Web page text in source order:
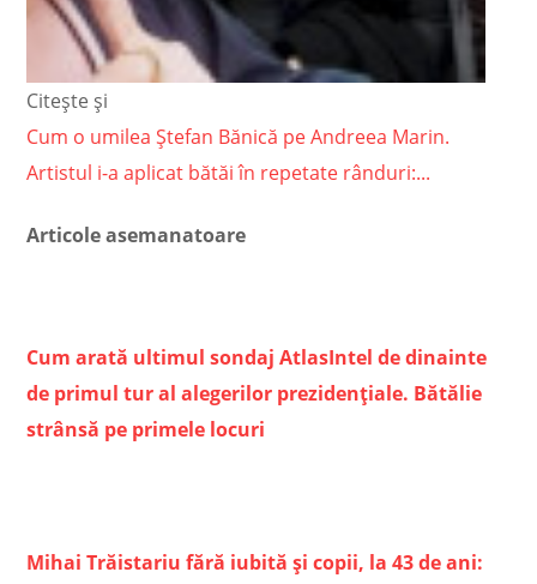
Citește și
Cum o umilea Ștefan Bănică pe Andreea Marin.
Artistul i-a aplicat bătăi în repetate rânduri:...
Articole asemanatoare
Cum arată ultimul sondaj AtlasIntel de dinainte
de primul tur al alegerilor prezidențiale. Bătălie
strânsă pe primele locuri
Mihai Trăistariu fără iubită și copii, la 43 de ani: